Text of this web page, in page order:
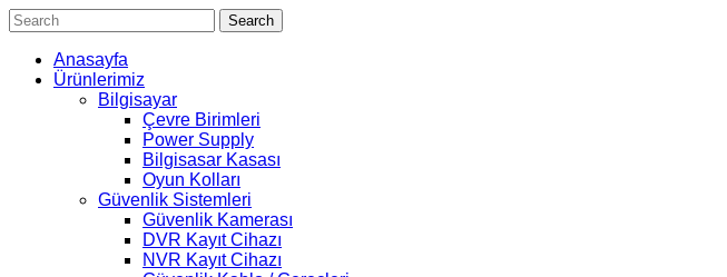
Search
Anasayfa
Ürünlerimiz
Bilgisayar
Çevre Birimleri
Power Supply
Bilgisasar Kasası
Oyun Kolları
Güvenlik Sistemleri
Güvenlik Kamerası
DVR Kayıt Cihazı
NVR Kayıt Cihazı